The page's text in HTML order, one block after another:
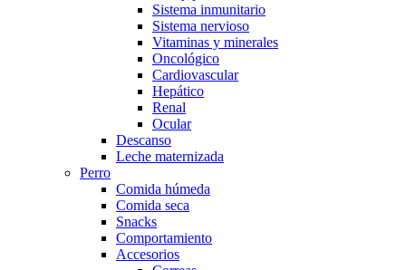
Sistema inmunitario
Sistema nervioso
Vitaminas y minerales
Oncológico
Cardiovascular
Hepático
Renal
Ocular
Descanso
Leche maternizada
Perro
Comida húmeda
Comida seca
Snacks
Comportamiento
Accesorios